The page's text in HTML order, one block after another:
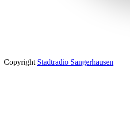
Copyright Stadtradio Sangerhausen